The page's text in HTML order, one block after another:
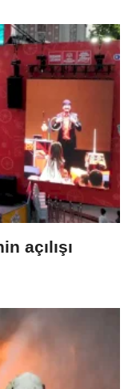
açılışı